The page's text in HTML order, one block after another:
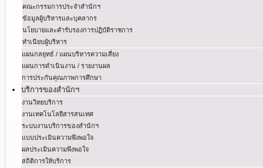
คณะกรรมการประจำสำนักฯ
ข้อมูลผู้บริหารและบุคลากร
นโยบายและคำรับรองการปฏิบัติราชการ
ทำเนียบผู้บริหาร
แผนกลยุทธ์ / แผนบริหารความเสี่ยง
แผนการดำเนินงาน / รายงานผล
การประกันคุณภาพการศึกษา
บริการของสำนักฯ
งานวิทยบริการ
งานเทคโนโลยีสารสนเทศ
ระบบงานบริการของสำนักฯ
แบบประเมินความพึงพอใจ
ผลประเมินความพึงพอใจ
สถิติการให้บริการ